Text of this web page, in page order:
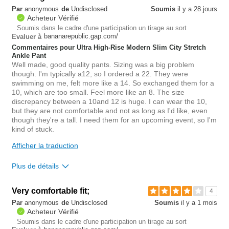
Overall size
true to size
Length purchased
Est-ce que cet avis est
utile?
0
0
Signaler un
Soumis il y a 28 jours
Par anonymous de Undisclosed
Acheteur Vérifié
Soumis dans le cadre d'une participation un tirage au sort
Evaluer à bananarepublic.gap.com/
Commentaires pour Ultra High-Rise Modern Slim City Stretch
Ankle Pant
Well made, good quality pants. Sizing was a big problem
though. I'm typically a12, so I ordered a 22. They were
swimming on me, felt more like a 14. So exchanged them for a
10, which are too small. Feel more like an 8. The size
discrepancy between a 10and 12 is huge. I can wear the 10,
but they are not comfortable and not as long as I'd like, even
though they're a tall. I need them for an upcoming event, so I'm
kind of stuck.
Afficher la traduction
Plus de détails
Est-ce que cet avis est
utile?
Signaler un
avis
4
Very comfortable fit;
Soumis il y a 1 mois
Par anonymous de Undisclosed
Acheteur Vérifié
Soumis dans le cadre d'une participation un tirage au sort